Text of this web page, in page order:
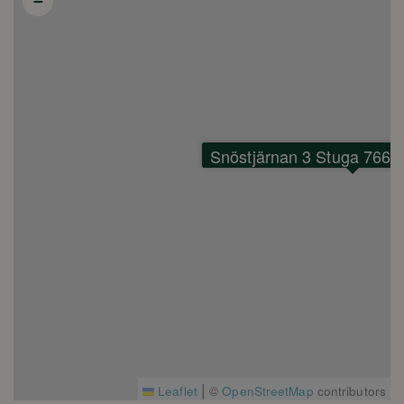
kyl/frys och kasta sopor, tomglas mm..Snöstjärnan 3 Stuga 766
Leaflet | ©OpenStreetMap contributors